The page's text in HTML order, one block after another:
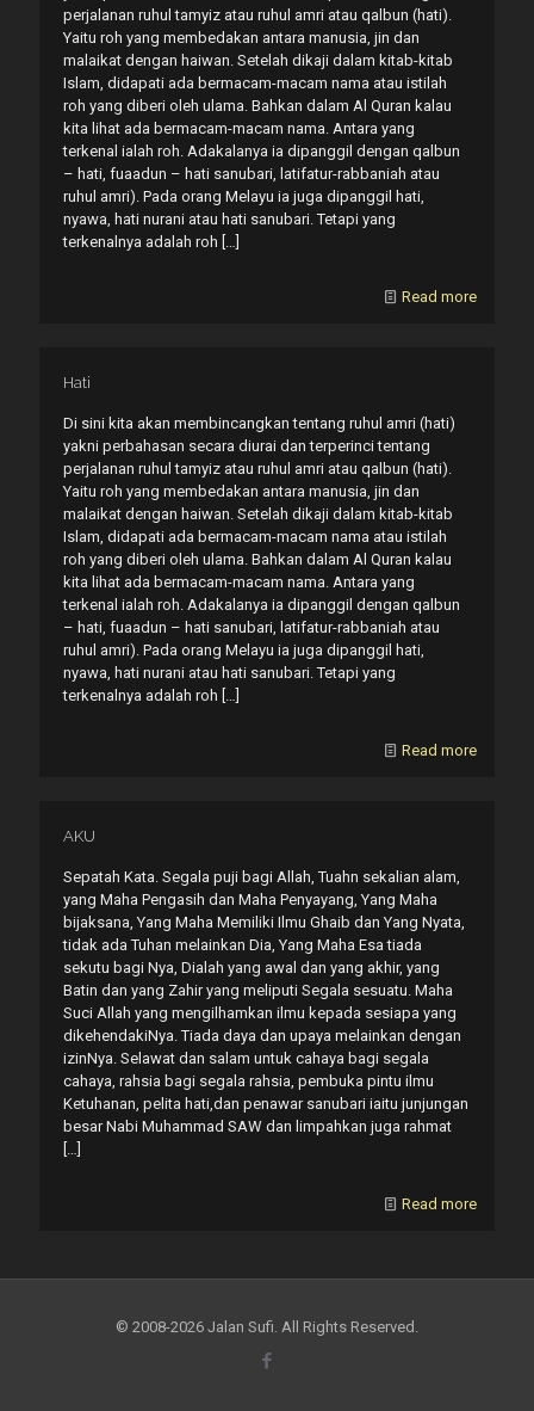
perjalanan ruhul tamyiz atau ruhul amri atau qalbun (hati).
Yaitu roh yang membedakan antara manusia, jin dan
malaikat dengan haiwan. Setelah dikaji dalam kitab-kitab
Islam, didapati ada bermacam-macam nama atau istilah
roh yang diberi oleh ulama. Bahkan dalam Al Quran kalau
kita lihat ada bermacam-macam nama. Antara yang
terkenal ialah roh. Adakalanya ia dipanggil dengan qalbun
– hati, fuaadun – hati sanubari, latifatur-rabbaniah atau
ruhul amri). Pada orang Melayu ia juga dipanggil hati,
nyawa, hati nurani atau hati sanubari. Tetapi yang
terkenalnya adalah roh […]
Read more
Hati
Di sini kita akan membincangkan tentang ruhul amri (hati)
yakni perbahasan secara diurai dan terperinci tentang
perjalanan ruhul tamyiz atau ruhul amri atau qalbun (hati).
Yaitu roh yang membedakan antara manusia, jin dan
malaikat dengan haiwan. Setelah dikaji dalam kitab-kitab
Islam, didapati ada bermacam-macam nama atau istilah
roh yang diberi oleh ulama. Bahkan dalam Al Quran kalau
kita lihat ada bermacam-macam nama. Antara yang
terkenal ialah roh. Adakalanya ia dipanggil dengan qalbun
– hati, fuaadun – hati sanubari, latifatur-rabbaniah atau
ruhul amri). Pada orang Melayu ia juga dipanggil hati,
nyawa, hati nurani atau hati sanubari. Tetapi yang
terkenalnya adalah roh […]
Read more
AKU
Sepatah Kata. Segala puji bagi Allah, Tuahn sekalian alam,
yang Maha Pengasih dan Maha Penyayang, Yang Maha
bijaksana, Yang Maha Memiliki Ilmu Ghaib dan Yang Nyata,
tidak ada Tuhan melainkan Dia, Yang Maha Esa tiada
sekutu bagi Nya, Dialah yang awal dan yang akhir, yang
Batin dan yang Zahir yang meliputi Segala sesuatu. Maha
Suci Allah yang mengilhamkan ilmu kepada sesiapa yang
dikehendakiNya. Tiada daya dan upaya melainkan dengan
izinNya. Selawat dan salam untuk cahaya bagi segala
cahaya, rahsia bagi segala rahsia, pembuka pintu ilmu
Ketuhanan, pelita hati,dan penawar sanubari iaitu junjungan
besar Nabi Muhammad SAW dan limpahkan juga rahmat
[…]
Read more
© 2008-2026 Jalan Sufi. All Rights Reserved.